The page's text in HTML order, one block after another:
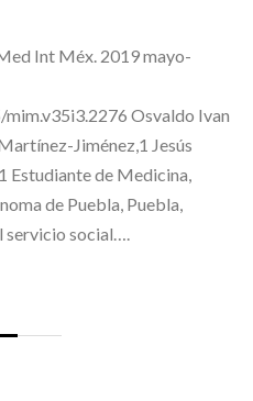
Int Méx. 2019 mayo-
Osvaldo Ivan
Jiménez,1 Jesús
Estudiante de Medicina,
de Puebla, Puebla,
servicio social….